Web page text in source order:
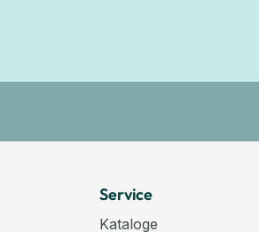
Service
Kataloge